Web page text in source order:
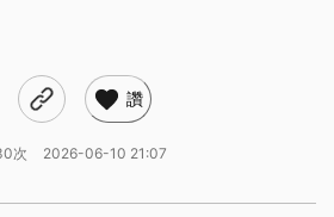
讚
次 2026-06-10 21:07